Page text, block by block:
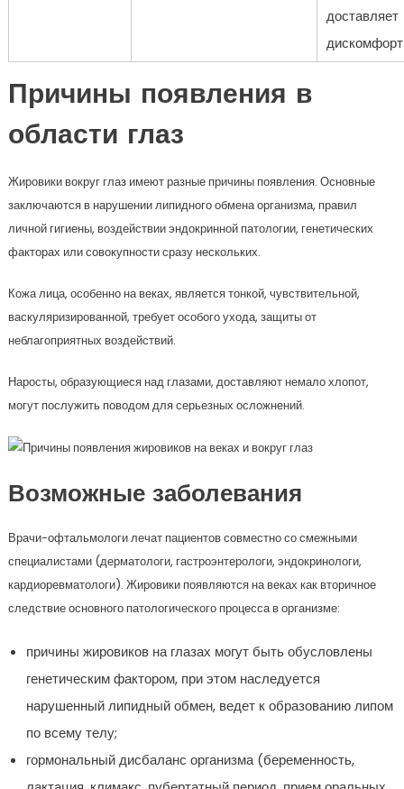
доставляет
Причины появления в
области глаз
Жировики вокруг глаз имеют разные причины появления. Основные
заключаются в нарушении липидного обмена организма, правил
личной гигиены, воздействии эндокринной патологии, генетических
факторах или совокупности сразу нескольких.
Кожа лица, особенно на веках, является тонкой, чувствительной,
васкуляризированной, требует особого ухода, защиты от
неблагоприятных воздействий.
Наросты, образующиеся над глазами, доставляют немало хлопот,
могут послужить поводом для серьезных осложнений.
Возможные заболевания
Врачи-офтальмологи лечат пациентов совместно со смежными
специалистами (дерматологи, гастроэнтерологи, эндокринологи,
кардиоревматологи). Жировики появляются на веках как вторичное
следствие основного патологического процесса в организме:
причины жировиков на глазах могут быть обусловлены
генетическим фактором, при этом наследуется
нарушенный липидный обмен, ведет к образованию липом
по всему телу;
гормональный дисбаланс организма (беременность,